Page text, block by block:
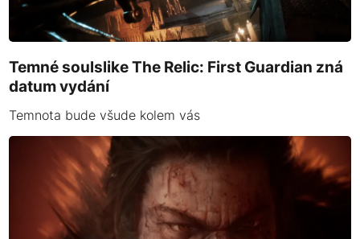
Temné soulslike The Relic: First Guardian zná
datum vydání
Temnota bude všude kolem vás